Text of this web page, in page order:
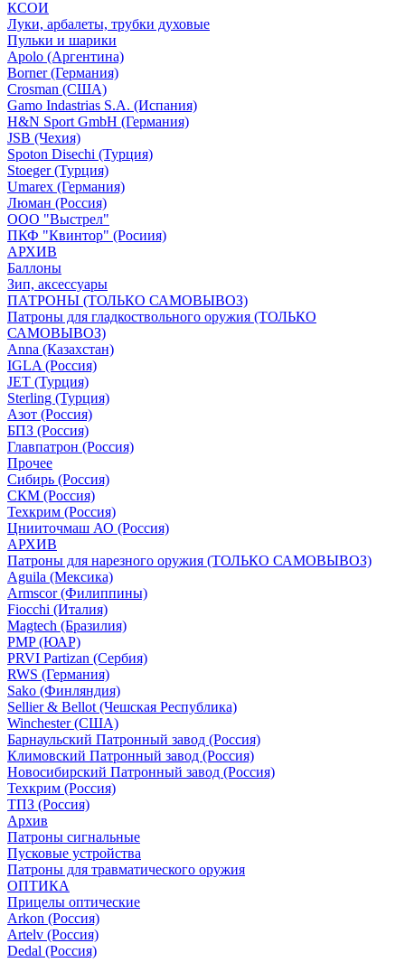
КСОИ
Луки, арбалеты, трубки духовые
Пульки и шарики
Apolo (Аргентина)
Borner (Германия)
Crosman (США)
Gamo Indastrias S.A. (Испания)
H&N Sport GmbH (Германия)
JSB (Чехия)
Spoton Disechi (Турция)
Stoeger (Турция)
Umarex (Германия)
Люман (Россия)
ООО "Выстрел"
ПКФ "Квинтор" (Росиия)
АРХИВ
Баллоны
Зип, аксессуары
ПАТРОНЫ (ТОЛЬКО САМОВЫВОЗ)
Патроны для гладкоствольного оружия (ТОЛЬКО
САМОВЫВОЗ)
Anna (Казахстан)
IGLA (Россия)
JET (Турция)
Sterling (Турция)
Азот (Россия)
БПЗ (Россия)
Главпатрон (Россия)
Прочее
Сибирь (Россия)
СКМ (Россия)
Техкрим (Россия)
Цнииточмаш АО (Россия)
АРХИВ
Патроны для нарезного оружия (ТОЛЬКО САМОВЫВОЗ)
Aguila (Мексика)
Armscor (Филиппины)
Fiocchi (Италия)
Magtech (Бразилия)
PMP (ЮАР)
PRVI Partizan (Сербия)
RWS (Германия)
Sako (Финляндия)
Sellier & Bellot (Чешская Республика)
Winchester (США)
Барнаульский Патронный завод (Россия)
Климовский Патронный завод (Россия)
Новосибирский Патронный завод (Россия)
Техкрим (Россия)
ТПЗ (Россия)
Архив
Патроны сигнальные
Пусковые устройства
Патроны для травматического оружия
ОПТИКА
Прицелы оптические
Arkon (Россия)
Artelv (Россия)
Dedal (Россия)